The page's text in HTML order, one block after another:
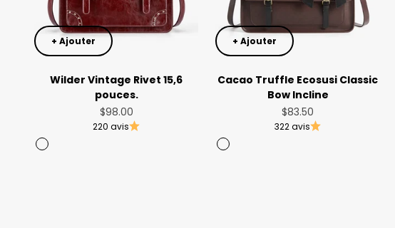
+ Ajouter
Wilder Vintage Rivet 15,6
pouces.
Prix de vente
$98.00
220 avis
Angola Red
+ Ajouter
Cacao Truffle Ecosusi Classic
Bow Incline
Prix de vente
$83.50
322 avis
Coffee